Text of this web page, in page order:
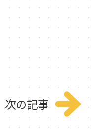
次の記事